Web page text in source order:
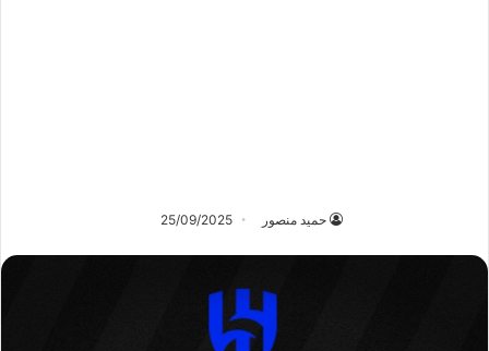
حميد منصور 25/09/2025